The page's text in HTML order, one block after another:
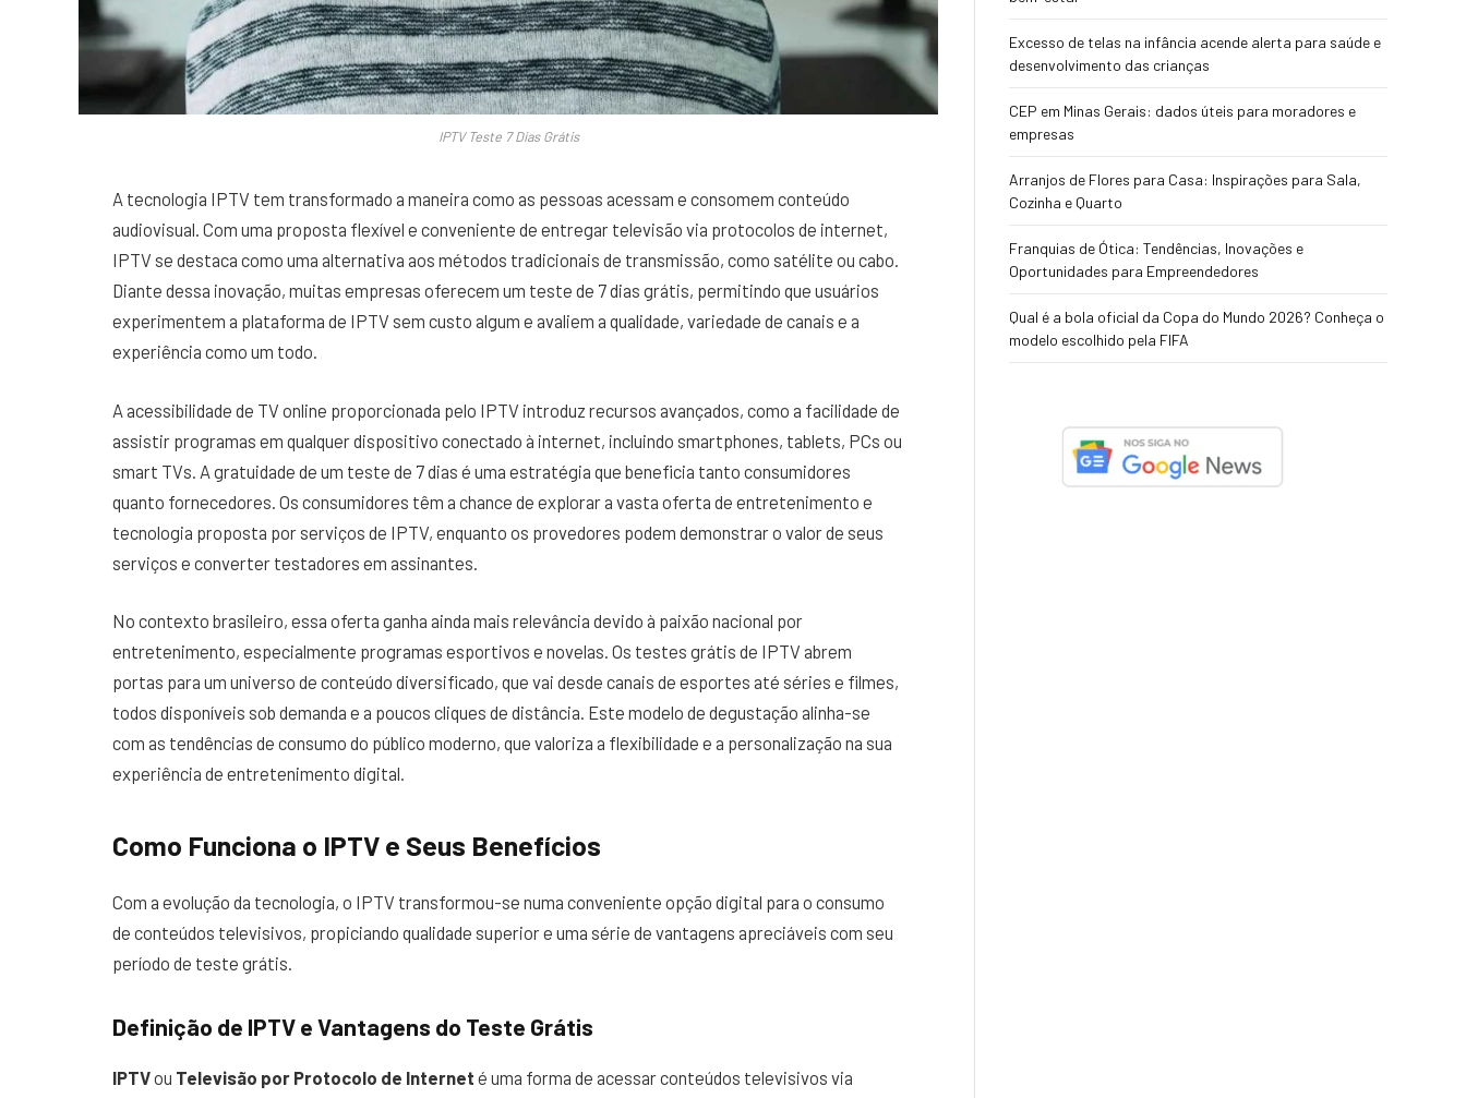
IPTV Teste 7 Dias Grátis
A tecnologia IPTV tem transformado a maneira como as pessoas acessam e consomem conteúdo
audiovisual. Com uma proposta flexível e conveniente de entregar televisão via protocolos de internet,
IPTV se destaca como uma alternativa aos métodos tradicionais de transmissão, como satélite ou cabo.
Diante dessa inovação, muitas empresas oferecem um teste de 7 dias grátis, permitindo que usuários
experimentem a plataforma de IPTV sem custo algum e avaliem a qualidade, variedade de canais e a
experiência como um todo.
A acessibilidade de TV online proporcionada pelo IPTV introduz recursos avançados, como a facilidade de
assistir programas em qualquer dispositivo conectado à internet, incluindo smartphones, tablets, PCs ou
smart TVs. A gratuidade de um teste de 7 dias é uma estratégia que beneficia tanto consumidores
quanto fornecedores. Os consumidores têm a chance de explorar a vasta oferta de entretenimento e
tecnologia proposta por serviços de IPTV, enquanto os provedores podem demonstrar o valor de seus
serviços e converter testadores em assinantes.
No contexto brasileiro, essa oferta ganha ainda mais relevância devido à paixão nacional por
entretenimento, especialmente programas esportivos e novelas. Os testes grátis de IPTV abrem
portas para um universo de conteúdo diversificado, que vai desde canais de esportes até séries e filmes,
todos disponíveis sob demanda e a poucos cliques de distância. Este modelo de degustação alinha-se
com as tendências de consumo do público moderno, que valoriza a flexibilidade e a personalização na sua
experiência de entretenimento digital.
Como Funciona o IPTV e Seus Benefícios
Com a evolução da tecnologia, o IPTV transformou-se numa conveniente opção digital para o consumo
de conteúdos televisivos, propiciando qualidade superior e uma série de vantagens apreciáveis com seu
período de teste grátis.
Definição de IPTV e Vantagens do Teste Grátis
IPTVou Televisão por Protocolo de Internet é uma forma de acessar conteúdos televisivos via
Excesso de telas na infância acende alerta para saúde e
desenvolvimento das crianças
CEP em Minas Gerais: dados úteis para moradores e
empresas
Arranjos de Flores para Casa: Inspirações para Sala,
Cozinha e Quarto
Franquias de Ótica: Tendências, Inovações e
Oportunidades para Empreendedores
Qual é a bola oficial da Copa do Mundo 2026? Conheça o
modelo escolhido pela FIFA